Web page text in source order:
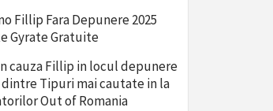
Fillip Fara Depunere 2025
Gyrate Gratuite
cauza Fillip in locul depunere
Tipuri mai cautate in la
Out of Romania